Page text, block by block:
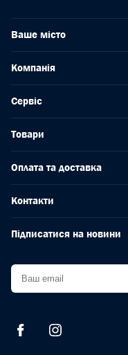
Ваше місто
Компанія
Сервіс
Товари
Оплата та доставка
Контакти
Підписатися на новини